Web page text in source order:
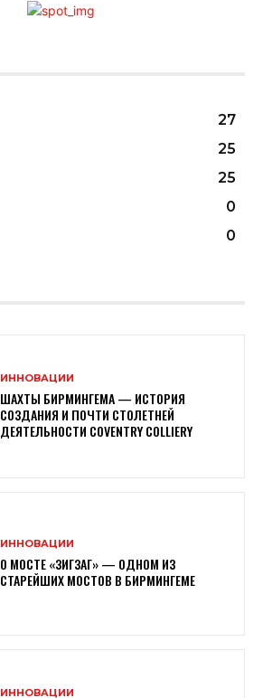
27
25
25
0
0
ИННОВАЦИИ
ШАХТЫ БИРМИНГЕМА — ИСТОРИЯ
СОЗДАНИЯ И ПОЧТИ СТОЛЕТНЕЙ
ДЕЯТЕЛЬНОСТИ COVENTRY COLLIERY
ИННОВАЦИИ
О МОСТЕ «ЗИГЗАГ» — ОДНОМ ИЗ
СТАРЕЙШИХ МОСТОВ В БИРМИНГЕМЕ
ИННОВАЦИИ